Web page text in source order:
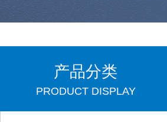
产品分类
PRODUCT DISPLAY